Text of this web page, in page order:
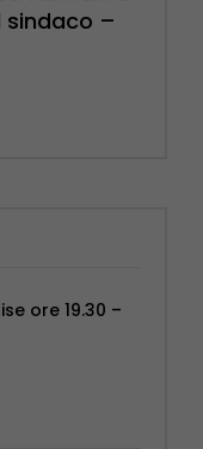
sindaco –
di
organici
–
ore 19.30 –